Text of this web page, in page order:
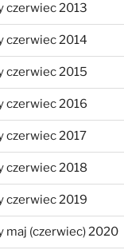
czerwiec 2013
czerwiec 2014
czerwiec 2015
czerwiec 2016
czerwiec 2017
czerwiec 2018
czerwiec 2019
maj (czerwiec) 2020